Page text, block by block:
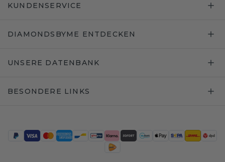
KUNDENSERVICE
DIAMONDSBYME ENTDECKEN
UNSERE DATENBANK
BESONDERE LINKS